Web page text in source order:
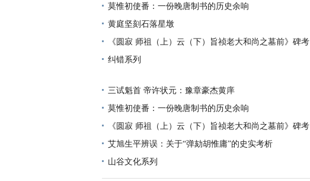
莫惟初使番：一份晚唐制书的历史余响
黄庭坚刻石落星墩
《圆寂 师祖（上）云（下）旨祯老大和尚之墓前》碑考
纠错系列
三试魁首 帝许状元：豫章豪杰黄庠
莫惟初使番：一份晚唐制书的历史余响
《圆寂 师祖（上）云（下）旨祯老大和尚之墓前》碑考
艾旭生平辨误：关于“弹劾胡惟庸”的史实考析
山谷文化系列